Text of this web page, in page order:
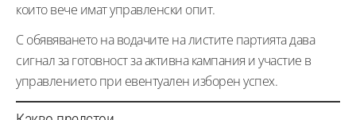
които вече имат управленски опит.
С обявяването на водачите на листите партията дава
сигнал за готовност за активна кампания и участие в
управлението при евентуален изборен успех.